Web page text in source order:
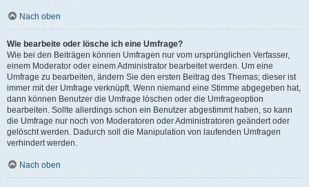
Nach oben
Wie bearbeite oder lösche ich eine Umfrage?
Wie bei den Beiträgen können Umfragen nur vom ursprünglichen Verfasser,
einem Moderator oder einem Administrator bearbeitet werden. Um eine
Umfrage zu bearbeiten, ändern Sie den ersten Beitrag des Themas; dieser ist
immer mit der Umfrage verknüpft. Wenn niemand eine Stimme abgegeben hat,
dann können Benutzer die Umfrage löschen oder die Umfrageoption
bearbeiten. Sollte allerdings schon ein Benutzer abgestimmt haben, so kann
die Umfrage nur noch von Moderatoren oder Administratoren geändert oder
gelöscht werden. Dadurch soll die Manipulation von laufenden Umfragen
verhindert werden.
Nach oben